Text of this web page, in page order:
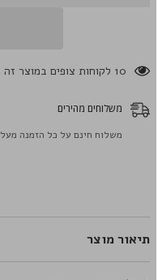
11 לקוחות צופים במוצר זה כעת
משלוחים מהירים
משלוח חינם על כל הזמנה מעל 500 ₪
תיאור מוצר